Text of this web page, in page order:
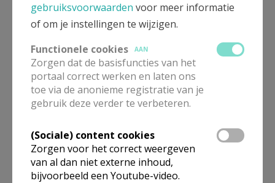
Gepubliceerd door
Pastorale Zone Effata - Opwijk
Artikel
gebruiksvoorwaarden voor meer informatie
of om je instellingen te wijzigen.
Functionele cookies
AAN
Zorgen dat de basisfuncties van het
portaal correct werken en laten ons
toe via de anonieme registratie van je
gebruik deze verder te verbeteren.
(Sociale) content cookies
Zorgen voor het correct weergeven
van al dan niet externe inhoud,
bijvoorbeeld een Youtube-video.